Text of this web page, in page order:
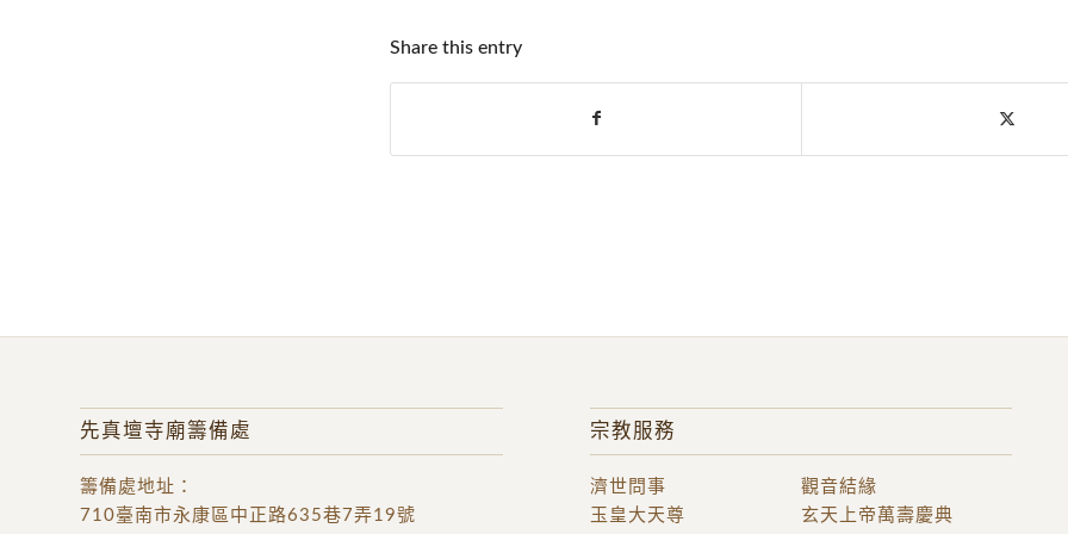
Share this entry
先真壇寺廟籌備處
籌備處地址 ：
710臺南市永康區中正路635巷7弄19號
宗教服務
濟世問事
觀音結緣
玉皇大天尊
玄天上帝萬壽慶典